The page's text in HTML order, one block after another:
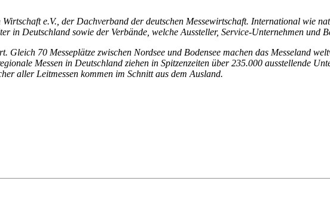
e.V., der Dachverband der deutschen Messewirtschaft. International wie
in Deutschland sowie der Verbände, welche Aussteller, Service-Unternehmen und
Gleich 70 Messeplätze zwischen Nordsee und Bodensee machen das Messeland
Messen in Deutschland ziehen in Spitzenzeiten über 235.000 ausstellende
aller Leitmessen kommen im Schnitt aus dem Ausland.